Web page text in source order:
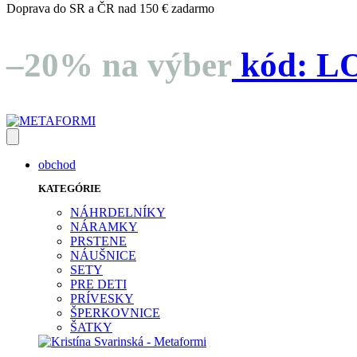
Doprava do SR a ČR nad 150 € zadarmo
–20% na výber kód:
obchod
KATEGÓRIE
NÁHRDELNÍKY
NÁRAMKY
PRSTENE
NÁUŠNICE
SETY
PRE DETI
PRÍVESKY
ŠPERKOVNICE
ŠATKY